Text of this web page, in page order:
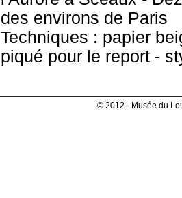
des environs de Paris
Techniques : papier
piqué pour le report -
© 2012 - Musée du